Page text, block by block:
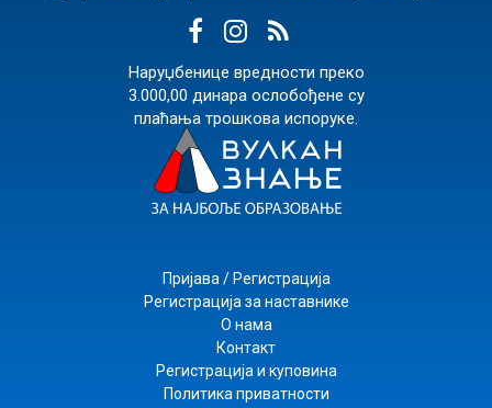
Наруџбенице вредности преко
3.000,00 динара ослобођене су
плаћања трошкова испоруке.
Пријава / Регистрација
Регистрација за наставнике
О нама
Контакт
Регистрација и куповина
Политика приватности